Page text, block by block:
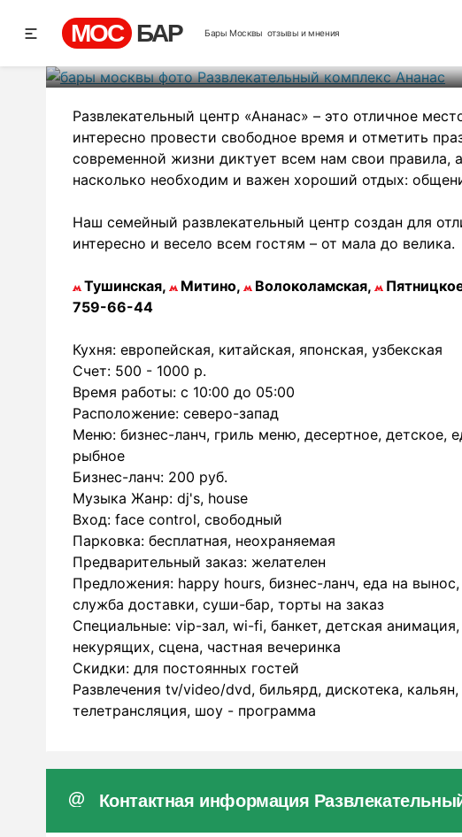
МОС БАР Бары Москвы отзывы и мнения
Развлекательный центр «Ананас» – это отличное
интересно провести свободное время и отметить
современной жизни диктует всем нам свои
насколько необходим и важен хороший отдых:
Наш семейный развлекательный центр создан для
интересно и весело всем гостям – от мала до велика.
Тушинская, Митино, Волоколамская,
759-66-44
Кухня: европейская, китайская, японская, узбекская
Счет: 500 - 1000 р.
Время работы: с 10:00 до 05:00
Расположение: северо-запад
Меню: бизнес-ланч, гриль меню, десертное, детское,
рыбное
Бизнес-ланч: 200 руб.
Музыка Жанр: dj's, house
Вход: face control, свободный
Парковка: бесплатная, неохраняемая
Предварительный заказ: желателен
Предложения: happy hours, бизнес-ланч, еда на
служба доставки, суши-бар, торты на заказ
Специальные: vip-зал, wi-fi, банкет, детская
некурящих, сцена, частная вечеринка
Скидки: для постоянных гостей
Развлечения tv/video/dvd, бильярд, дискотека,
телетрансляция, шоу - программа
Контактная информация